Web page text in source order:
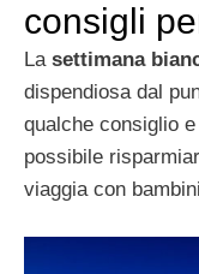
consigli
Lasettimana
dispendiosa dal
qualche consiglio
possibile
viaggia con